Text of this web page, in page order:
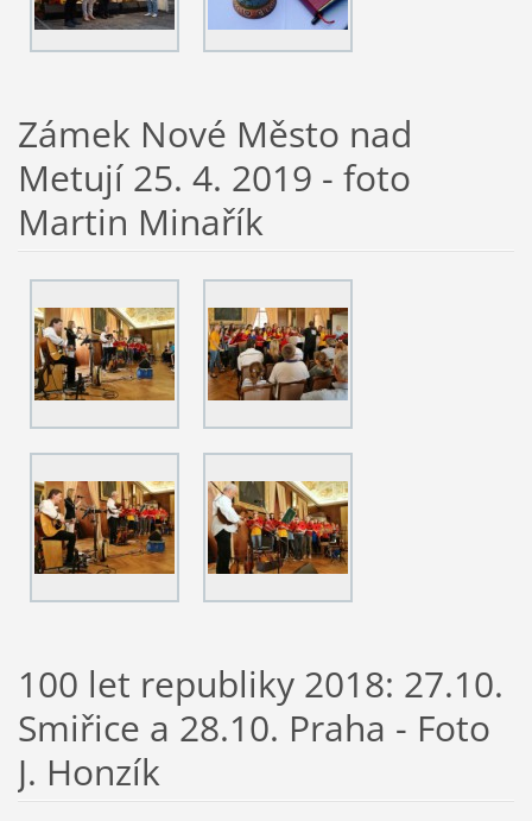
Zámek Nové Město nad
Metují 25. 4. 2019 - foto
Martin Minařík
100 let republiky 2018: 27.10.
Smiřice a 28.10. Praha - Foto
J. Honzík